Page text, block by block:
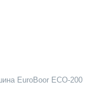
EuroBoor ECO-200